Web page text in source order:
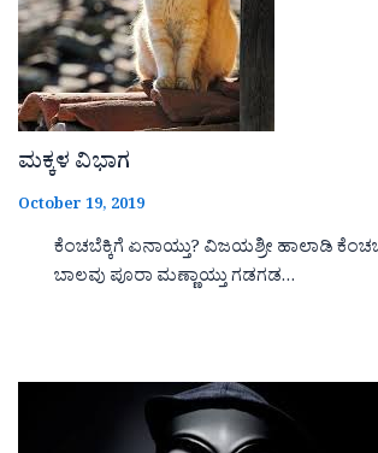
ಮಕ್ಕಳ ವಿಭಾಗ
October 19, 2019
ಕೆಂಚಬೆಕ್ಕಿಗೆ ಏನಾಯ್ತು? ವಿಜಯಶ್ರೀ ಹಾಲಾಡಿ
ಬಾಲವು ಪೂರಾ ಮಣ್ಣಾಯ್ತು ಗಡಗಡ…